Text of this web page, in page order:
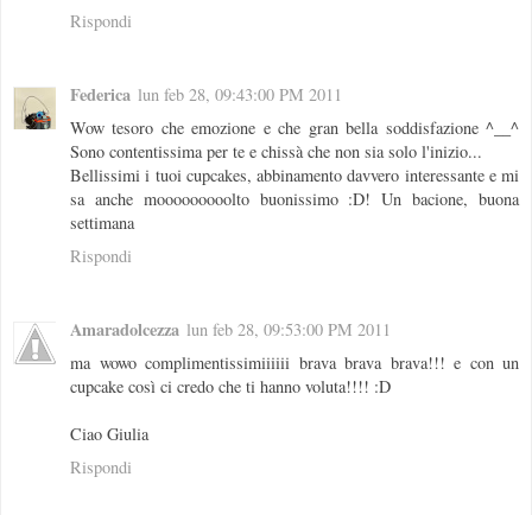
Rispondi
Federica lun feb 28, 09:43:00 PM 2011
Wow tesoro che emozione e che gran bella soddisfazione ^__^
Sono contentissima per te e chissà che non sia solo l'inizio...
Bellissimi i tuoi cupcakes, abbinamento davvero interessante e mi
sa anche mooooooooolto buonissimo :D! Un bacione, buona
settimana
Rispondi
Amaradolcezza lun feb 28, 09:53:00 PM 2011
ma wowo complimentissimiiiiii brava brava brava!!! e con un
cupcake così ci credo che ti hanno voluta!!!! :D
Ciao Giulia
Rispondi